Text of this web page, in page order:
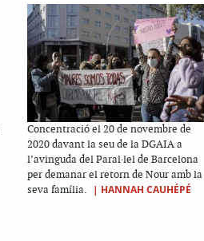
Concentració el 20 de novembre de
2020 davant la seu de la DGAIA a
l’avinguda del Paral·lel de Barcelona
per demanar el retorn de Nour amb la
seva família.
| HANNAH CAUHÉPÉ